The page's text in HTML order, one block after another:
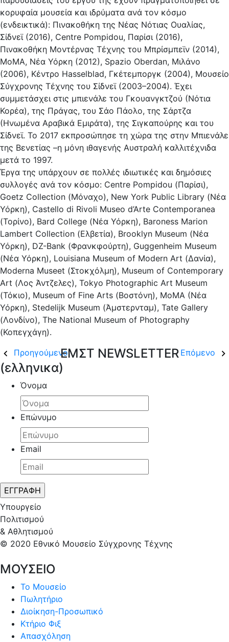
κορυφαία μουσεία και ιδρύματα ανά τον κόσμο
(ενδεικτικά): Πινακοθήκη της Νέας Νότιας Ουαλίας,
Σίδνεϊ (2016), Centre Pompidou, Παρίσι (2016),
Πινακοθήκη Μοντέρνας Τέχνης του Μπρίσμπεϊν (2014),
MoMA, Νέα Υόρκη (2012), Spazio Oberdan, Μιλάνο
(2006), Κέντρο Hasselblad, Γκέτεμποργκ (2004), Μουσείο
Σύγχρονης Τέχνης του Σίδνεϊ (2003–2004). Έχει
συμμετάσχει στις μπιενάλε του Γκουανγκτζού (Νότια
Κορέα), της Πράγας, του Σάο Πάολο, της Σάρτζα
(Ηνωμένα Αραβικά Εμιράτα), της Σιγκαπούρης και του
Σίδνεϊ. Το 2017 εκπροσώπησε τη χώρα της στην Μπιενάλε
της Βενετίας –η μόνη ιθαγενής Αυστραλή καλλιτέχνιδα
μετά το 1997.
Έργα της υπάρχουν σε πολλές ιδιωτικές και δημόσιες
συλλογές ανά τον κόσμο: Centre Pompidou (Παρίσι),
Goetz Collection (Μόναχο), New York Public Library (Νέα
Υόρκη), Castello di Rivoli Museo d’Arte Contemporanea
(Τορίνο), Bard College (Νέα Υόρκη), Baroness Marion
Lambert Collection (Ελβετία), Brooklyn Museum (Νέα
Υόρκη), DZ-Bank (Φρανκφούρτη), Guggenheim Museum
(Νέα Υόρκη), Louisiana Museum of Modern Art (Δανία),
Moderna Museet (Στοκχόλμη), Museum of Contemporary
Art (Λος Άντζελες), Tokyo Photographic Art Museum
(Τόκιο), Museum of Fine Arts (Βοστόνη), MoMA (Νέα
Υόρκη), Stedelijk Museum (Άμστερνταμ), Tate Gallery
(Λονδίνο), The National Museum of Photography
(Κοπεγχάγη).
Προηγούμενο
Επόμενο
ΕΜΣΤ NEWSLETTER
(ελληνικα)
Όνομα
Επώνυμο
Email
Υπουργείο
Πολιτισμού
& Αθλητισμού
© 2020 Εθνικό Μουσείο Σύγχρονης Τέχνης
ΜΟΥΣΕΙΟ
Το Μουσείο
Πωλητήριο
Διοίκηση-Προσωπικό
Κτήριο Φιξ
Απασχόληση